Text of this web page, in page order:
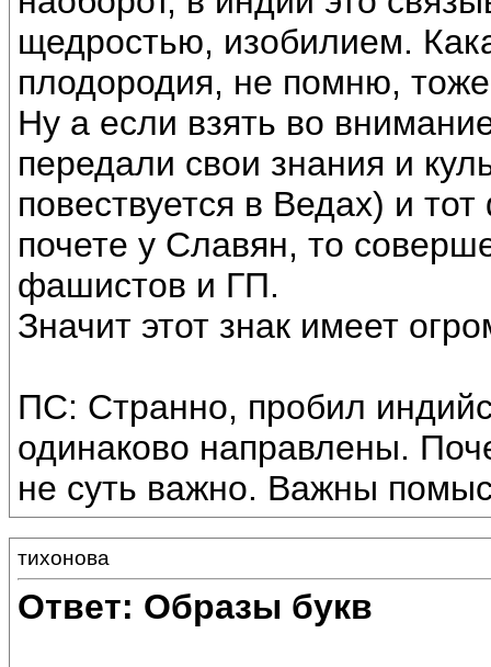
щедростью, изобилием.
плодородия, не помню,
Ну а если взять во
передали свои знания и
повествуется в Ведах) и
почете у Славян, то
фашистов и ГП.
Значит этот знак имеет
ПС: Странно, пробил
одинаково направлены.
не суть важно. Важны
тихонова
Ответ: Образы букв